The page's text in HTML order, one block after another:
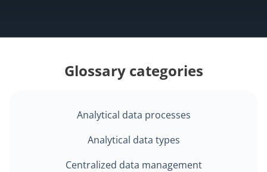
Glossary categories
Analytical data processes
Analytical data types
Centralized data management